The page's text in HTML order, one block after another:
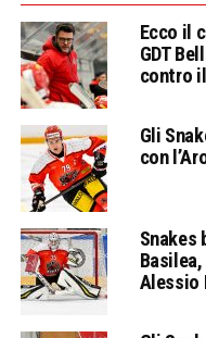
Ecco il
GDT
contro
Gli
con
Snakes
Alessio